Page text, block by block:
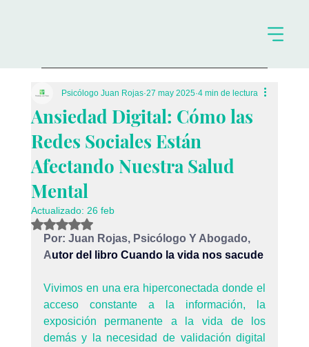
Ansiedad Digital: Cómo las
Redes Sociales Están
Afectando Nuestra Salud
Mental
Psicólogo Juan Rojas 27 may 2025 4 min de lectura
Actualizado: 26 feb
Obtuvo NaN de 5 estrellas.
Por: Juan Rojas, Psicólogo Y Abogado,
Autor del libro Cuando la vida nos sacude
Vivimos en una era hiperconectada donde el
acceso constante a la información, la
exposición permanente a la vida de los
demás y la necesidad de validación digital